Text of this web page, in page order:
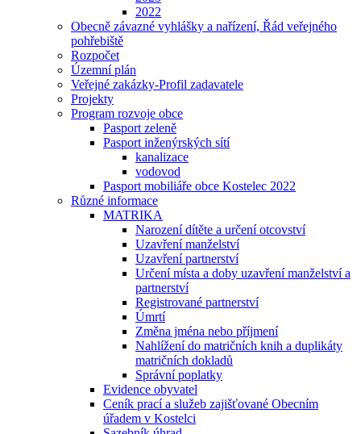
2022
Obecně závazné vyhlášky a nařízení, Řád veřejného
pohřebiště
Rozpočet
Územní plán
Veřejné zakázky-Profil zadavatele
Projekty
Program rozvoje obce
Pasport zeleně
Pasport inženýrských sítí
kanalizace
vodovod
Pasport mobiliáře obce Kostelec 2022
Různé informace
MATRIKA
Narození dítěte a určení otcovství
Uzavření manželství
Uzavření partnerství
Určení místa a doby uzavření manželství a
partnerství
Registrované partnerství
Úmrtí
Změna jména nebo příjmení
Nahlížení do matričních knih a duplikáty
matričních dokladů
Správní poplatky
Evidence obyvatel
Ceník prací a služeb zajišťované Obecním
úřadem v Kostelci